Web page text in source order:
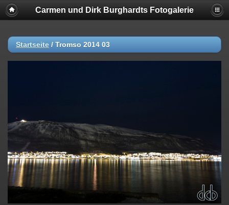
Carmen und Dirk Burghardts Fotogalerie
Startseite / Tromso 2014 03